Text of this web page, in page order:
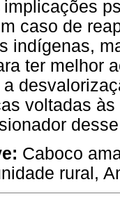
caso de
indígenas,
ter melhor
voltadas
Caboco
rural,